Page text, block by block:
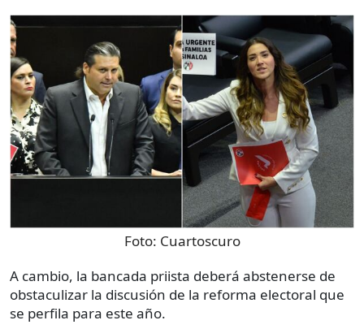
Foto: Cuartoscuro
A cambio, la bancada priista deberá abstenerse de
obstaculizar la discusión de la reforma electoral que
se perfila para este año.